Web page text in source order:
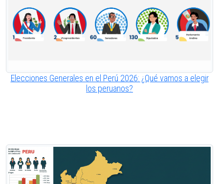
Elecciones Generales en el Perú 2026: ¿Qué vamos a elegir
los peruanos?